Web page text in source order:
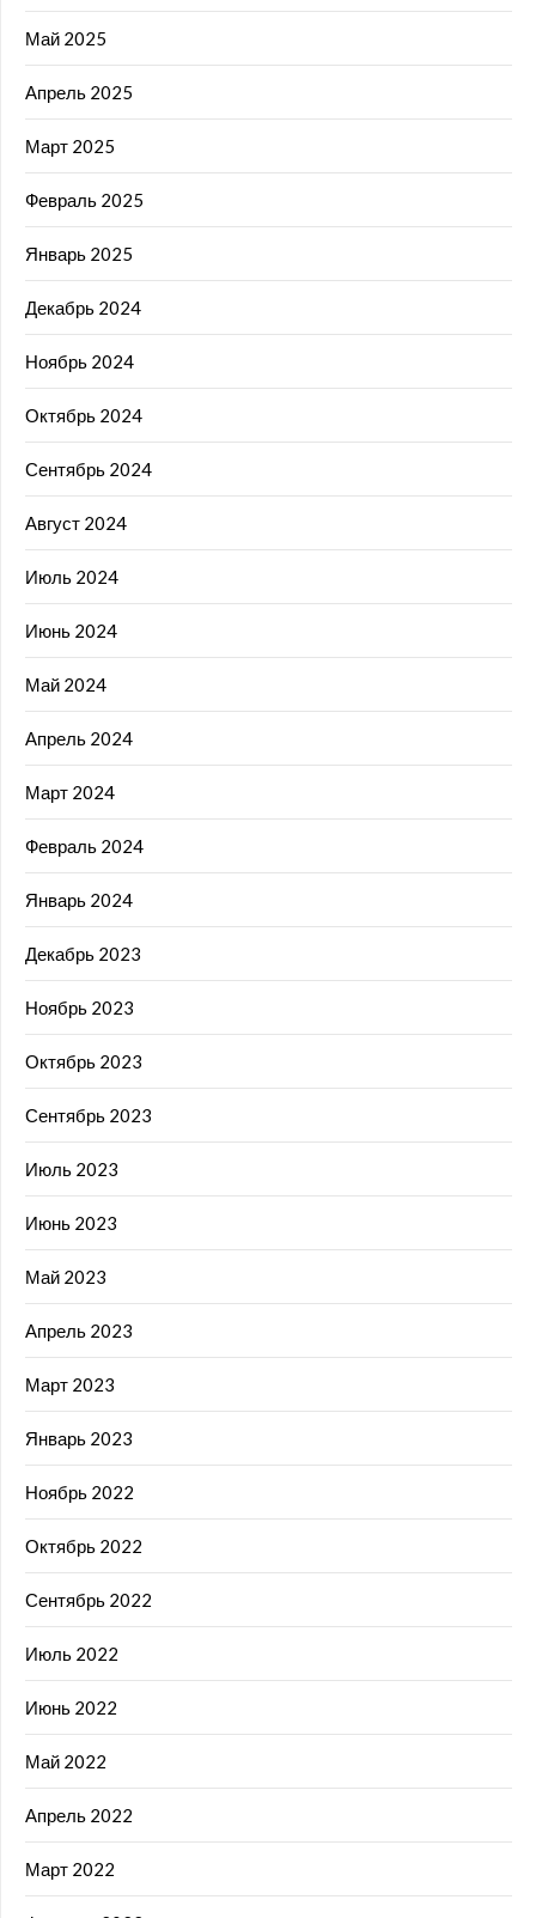
Май 2025
Апрель 2025
Март 2025
Февраль 2025
Январь 2025
Декабрь 2024
Ноябрь 2024
Октябрь 2024
Сентябрь 2024
Август 2024
Июль 2024
Июнь 2024
Май 2024
Апрель 2024
Март 2024
Февраль 2024
Январь 2024
Декабрь 2023
Ноябрь 2023
Октябрь 2023
Сентябрь 2023
Июль 2023
Июнь 2023
Май 2023
Апрель 2023
Март 2023
Январь 2023
Ноябрь 2022
Октябрь 2022
Сентябрь 2022
Июль 2022
Июнь 2022
Май 2022
Апрель 2022
Март 2022